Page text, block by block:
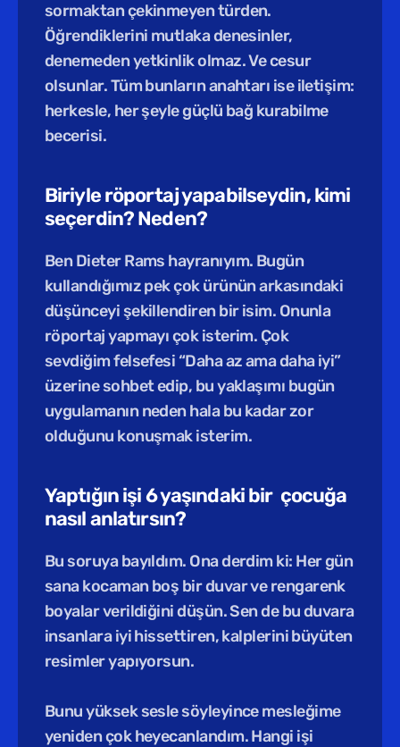
sormaktan çekinmeyen türden.
Öğrendiklerini mutlaka denesinler,
denemeden yetkinlik olmaz. Ve cesur
olsunlar. Tüm bunların anahtarı ise iletişim:
herkesle, her şeyle güçlü bağ kurabilme
becerisi.
Biriyle röportaj yapabilseydin, kimi
seçerdin? Neden?
Ben Dieter Rams hayranıyım. Bugün
kullandığımız pek çok ürünün arkasındaki
düşünceyi şekillendiren bir isim. Onunla
röportaj yapmayı çok isterim. Çok
sevdiğim felsefesi “Daha az ama daha iyi”
üzerine sohbet edip, bu yaklaşımı bugün
uygulamanın neden hala bu kadar zor
olduğunu konuşmak isterim.
Yaptığın işi 6 yaşındaki bir  çocuğa
nasıl anlatırsın?
Bu soruya bayıldım. Ona derdim ki: Her gün
sana kocaman boş bir duvar ve rengarenk
boyalar verildiğini düşün. Sen de bu duvara
insanlara iyi hissettiren, kalplerini büyüten
resimler yapıyorsun.
Bunu yüksek sesle söyleyince mesleğime
yeniden çok heyecanlandım. Hangi işi